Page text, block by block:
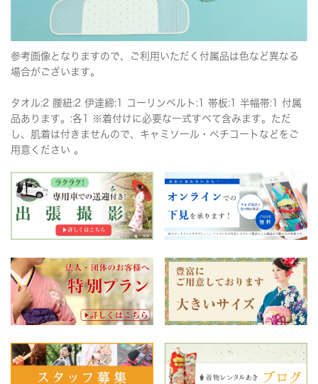
参考画像となりますので、ご利用いただく付属品は色など異なる
場合がございます。
タオル:2 腰紐:2 伊達締:1 コーリンベルト:1 帯板:1 半幅帯:1 付属
品あります。:各1 ※着付けに必要な一式すべて含みます。ただ
し、肌着は付きませんので、キャミソール・ペチコートなどをご
用意ください 。